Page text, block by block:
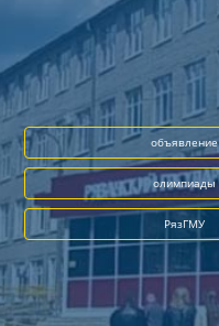
объявление
олимпиады
РязГМУ